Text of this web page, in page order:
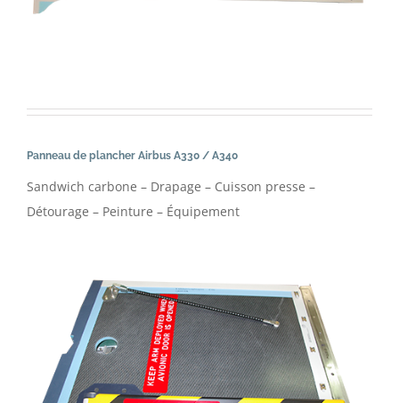
Panneau de plancher Airbus A330 / A340
Sandwich carbone – Drapage – Cuisson presse –
Détourage – Peinture – Équipement